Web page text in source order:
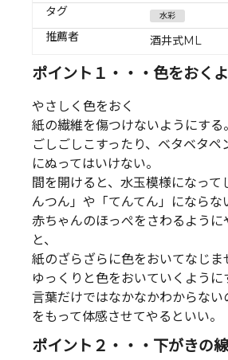
タグ 水彩
推薦者 酒井式ML
ポイント１・・・色をおく
やさしく色をおく
紙の繊維を傷つけないようにする。
ごしごしこすったり、ベタベタペ
にぬってはいけない。
間を開けると、水玉模様になって
んつん」や「てんてん」にならな
赤ちゃんのほっぺをさわるように
と、
紙のざらざらに色をおいてなじま
ゆっくりと色をおいていくように
言葉だけではなかなかわからない
をもって体感させてやるといい。
ポイント２・・・下がきの